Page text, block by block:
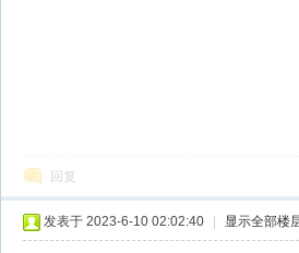
回复
发表于 2023-6-10 02:02:40 显示全部楼